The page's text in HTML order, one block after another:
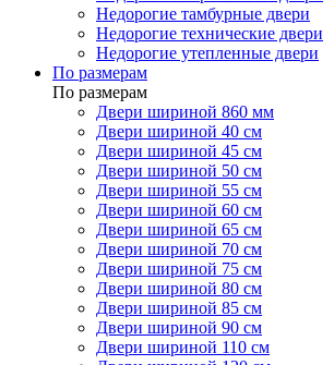
Недорогие тамбурные двери
Недорогие технические двери
Недорогие утепленные двери
По размерам
По размерам
Двери шириной 860 мм
Двери шириной 40 см
Двери шириной 45 см
Двери шириной 50 см
Двери шириной 55 см
Двери шириной 60 см
Двери шириной 65 см
Двери шириной 70 см
Двери шириной 75 см
Двери шириной 80 см
Двери шириной 85 см
Двери шириной 90 см
Двери шириной 110 см